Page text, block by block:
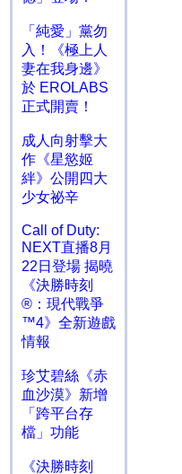
「純愛」黨勿
入！《極上人
妻在我身邊》
於 EROLABS
正式開賣！
成人向射擊大
作《星慾姬
絆》公開四大
少女祕辛
Call of Duty:
NEXT直播8月
22日登場 揭曉
《決勝時刻
®：現代戰爭
™4》全新遊戲
情報
珍艾碧絲《赤
血沙漠》新增
「跨平台存
檔」功能
《決勝時刻